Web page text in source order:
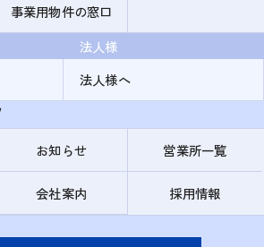
事業用物件の窓口
法人様
法人様へ
お知らせ 営業所一覧
会社案内 採用情報